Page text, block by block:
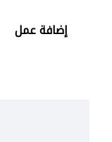
إضافة عمل